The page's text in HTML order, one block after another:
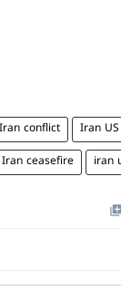
conflict Iran
Iran ceasefire iran